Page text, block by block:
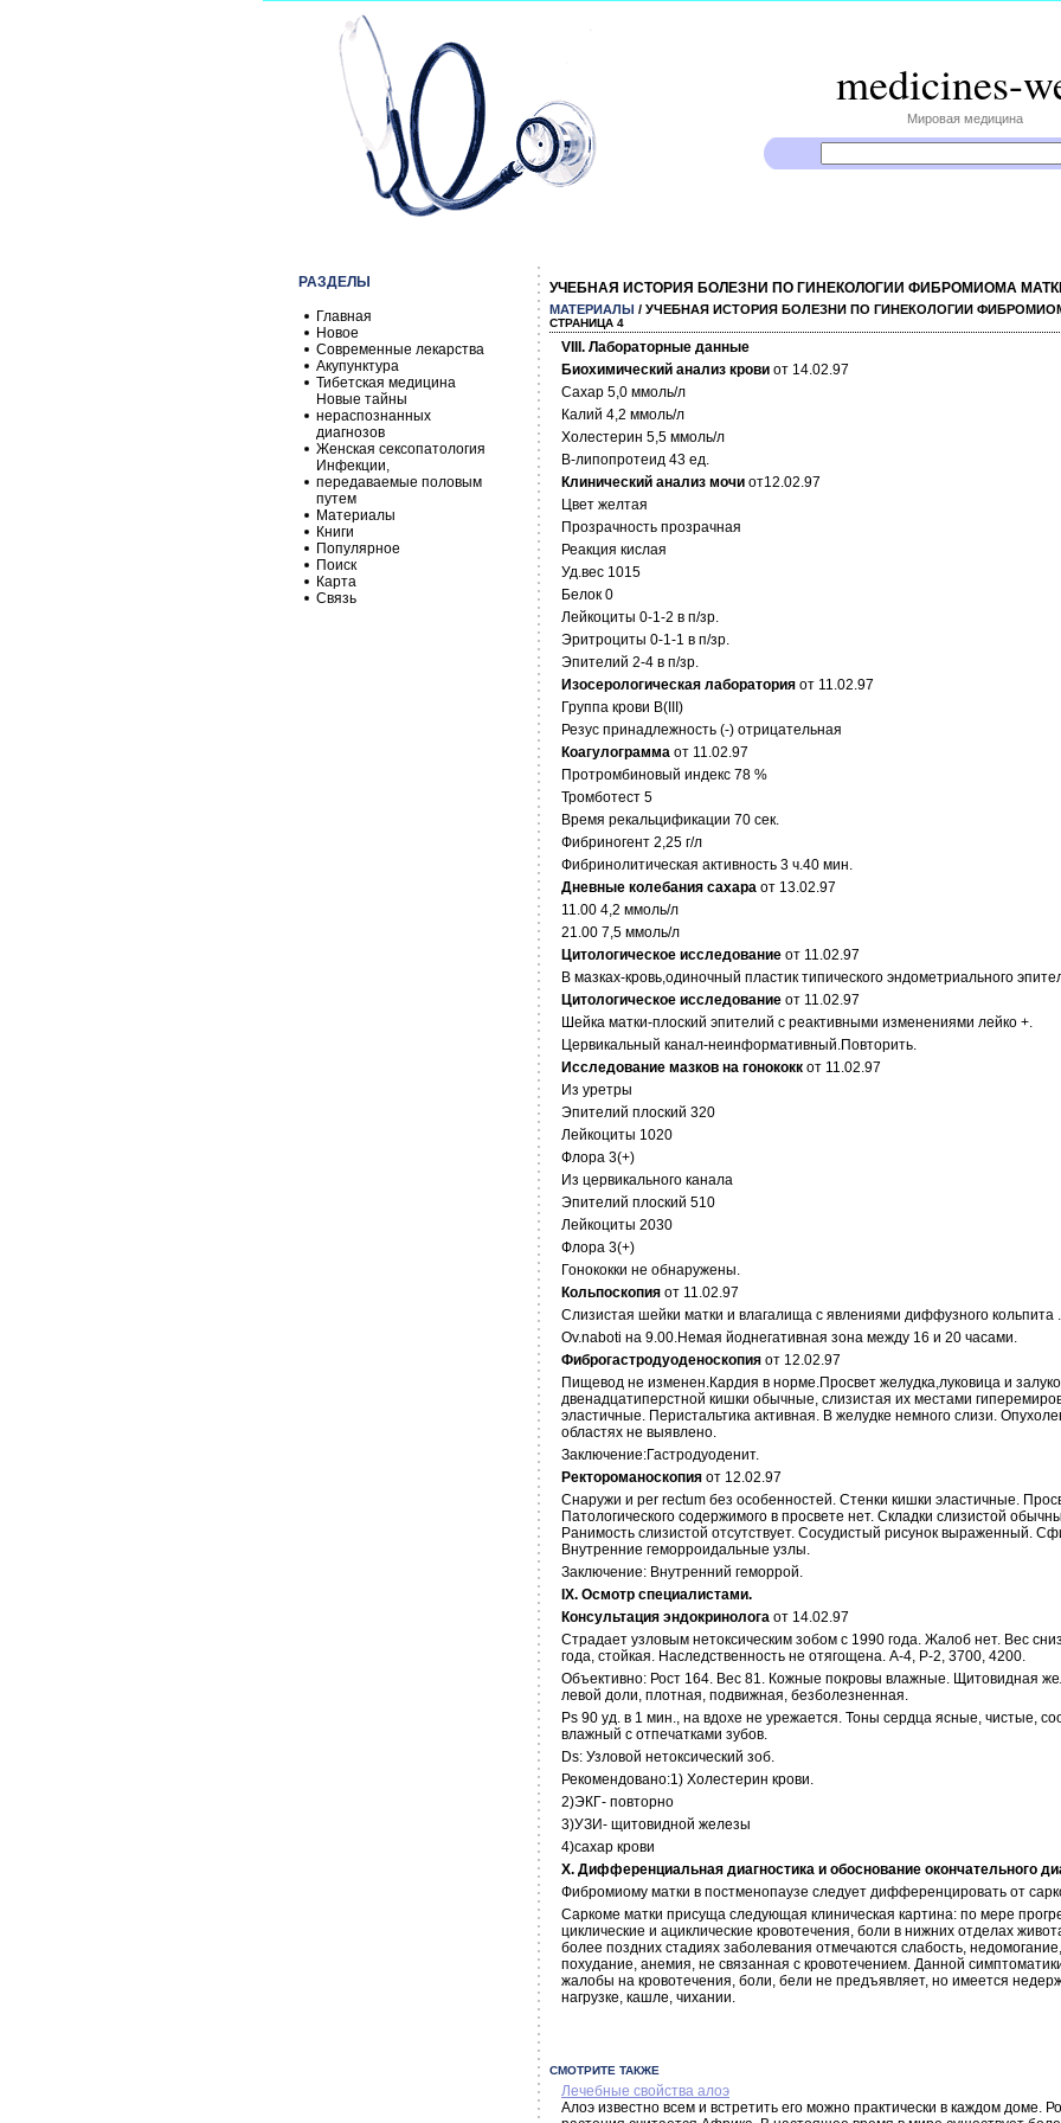
medicines-
Мировая медицина
РАЗДЕЛЫ
Главная
Новое
Современные лекарства
Акупунктура
Тибетская медицина
Новые тайны
нераспознанных
диагнозов
Женская сексопатология
Инфекции,
передаваемые половым
путем
Материалы
Книги
Популярное
Поиск
Карта
Связь
УЧЕБНАЯ ИСТОРИЯ БОЛЕЗНИ ПО ГИНЕКОЛОГИИ ФИБРОМИОМА
МАТЕРИАЛЫ / УЧЕБНАЯ ИСТОРИЯ БОЛЕЗНИ ПО ГИНЕКОЛОГИИ
СТРАНИЦА 4
VIII . Лабораторные данные
Биохимический анализ крови от 14.02.97
Сахар 5,0 ммоль/л
Калий 4,2 ммоль/л
Холестерин 5,5 ммоль/л
В-липопротеид 43 ед.
Клинический анализ мочи от12.02.97
Цвет желтая
Прозрачность прозрачная
Реакция кислая
Уд.вес 1015
Белок 0
Лейкоциты 0-1-2 в п/зр.
Эритроциты 0-1-1 в п/зр.
Эпителий 2-4 в п/зр.
Изосерологическая лаборатория от 11.02.97
Группа крови В(III)
Резус принадлежность (-) отрицательная
Коагулограмма от 11.02.97
Протромбиновый индекс 78 %
Тромботест 5
Время рекальцификации 70 сек.
Фибриногент 2,25 г/л
Фибринолитическая активность 3 ч.40 мин.
Дневные колебания сахара от 13.02.97
11.00 4,2 ммоль/л
21.00 7,5 ммоль/л
Цитологическое исследование от 11.02.97
В мазках-кровь,одиночный пластик типического эндометриального
Цитологическое исследование от 11.02.97
Шейка матки-плоский эпителий с реактивными изменениями лейко +.
Цервикальный канал-неинформативный.Повторить.
Исследование мазков на гонококк от 11.02.97
Из уретры
Эпителий плоский 320
Лейкоциты 1020
Флора 3(+)
Из цервикального канала
Эпителий плоский 510
Лейкоциты 2030
Флора 3(+)
Гонококки не обнаружены.
Кольпоскопия от 11.02.97
Слизистая шейки матки и влагалища с явлениями диффузного кольпита .
Ov.naboti на 9.00.Немая йоднегативная зона между 16 и 20 часами.
Фиброгастродуоденоскопия от 12.02.97
Пищевод не изменен.Кардия в норме.Просвет желудка,луковица и
двенадцатиперстной кишки обычные, слизистая их местами
эластичные. Перистальтика активная. В желудке немного слизи.
областях не выявлено.
Заключение:Гастродуоденит.
Ректороманоскопия от 12.02.97
Снаружи и per rectum без особенностей. Стенки кишки эластичные.
Патологического содержимого в просвете нет. Складки слизистой
Ранимость слизистой отсутствует. Сосудистый рисунок выраженный.
Внутренние геморроидальные узлы.
Заключение: Внутренний геморрой.
IX. Осмотр специалистами.
Консультация эндокринолога от 14.02.97
Страдает узловым нетоксическим зобом с 1990 года. Жалоб нет. Вес
года, стойкая. Наследственность не отягощена. А-4, Р-2, 3700, 4200.
Объективно: Рост 164. Вес 81. Кожные покровы влажные. Щитовидная
левой доли, плотная, подвижная, безболезненная.
Ps 90 уд. в 1 мин., на вдохе не урежается. Тоны сердца ясные, чистые,
влажный с отпечатками зубов.
Ds: Узловой нетоксический зоб.
Рекомендовано:1) Холестерин крови.
2)ЭКГ- повторно
3)УЗИ- щитовидной железы
4)сахар крови
X. Дифференциальная диагностика и обоснование окончательного
Фибромиому матки в постменопаузе следует дифференцировать от
Саркоме матки присуща следующая клиническая картина: по мере
циклические и ациклические кровотечения, боли в нижних отделах
более поздних стадиях заболевания отмечаются слабость,
похудание, анемия, не связанная с кровотечением. Данной
жалобы на кровотечения, боли, бели не предъявляет, но имеется
нагрузке, кашле, чихании.
СМОТРИТЕ ТАКЖЕ
Лечебные свойства алоэ
Алоэ известно всем и встретить его можно практически в каждом доме.